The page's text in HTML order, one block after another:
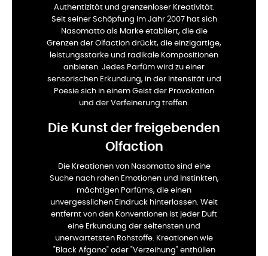
Authentizität und grenzenloser Kreativität.
Seit seiner Schöpfung im Jahr 2007 hat sich
Nasomatto als Marke etabliert, die die
Grenzen der Olfaction drückt, die einzigartige,
leistungsstarke und radikale Kompositionen
anbieten. Jedes Parfüm wird zu einer
sensorischen Erkundung, in der Intensität und
Poesie sich in einem Geist der Provokation
und der Verfeinerung treffen.
Die Kunst der freigebenden
Olfaction
Die Kreationen von Nasomatto sind eine
Suche nach rohen Emotionen und Instinkten,
mächtigen Parfüms, die einen
unvergesslichen Eindruck hinterlassen. Weit
entfernt von den Konventionen ist jeder Duft
eine Erkundung der seltensten und
unerwartetsten Rohstoffe. Kreationen wie
"Black Afgano" oder "Verzeihung" enthüllen